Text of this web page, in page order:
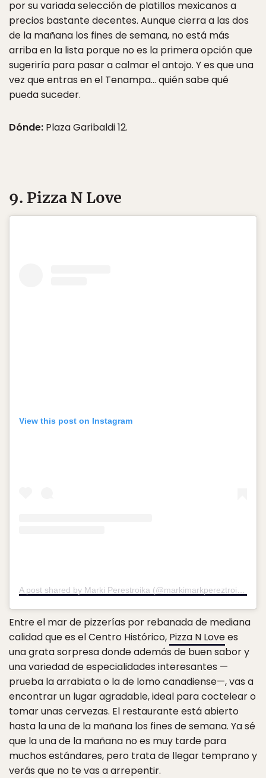
por su variada selección de platillos mexicanos a
precios bastante decentes. Aunque cierra a las dos
de la mañana los fines de semana, no está más
arriba en la lista porque no es la primera opción que
sugeriría para pasar a calmar el antojo. Y es que una
vez que entras en el Tenampa… quién sabe qué
pueda suceder.
Dónde: Plaza Garibaldi 12.
9. Pizza N Love
View this post on Instagram
Entre el mar de pizzerías por rebanada de mediana
calidad que es el Centro Histórico, Pizza N Lovees
una grata sorpresa donde además de buen sabor y
una variedad de especialidades interesantes —
prueba la arrabiata o la de lomo canadiense—, vas a
encontrar un lugar agradable, ideal para coctelear o
tomar unas cervezas. El restaurante está abierto
hasta la una de la mañana los fines de semana. Ya sé
que la una de la mañana no es muy tarde para
muchos estándares, pero trata de llegar temprano y
verás que no te vas a arrepentir.